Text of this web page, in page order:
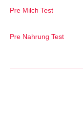
Pre Milch Test
Pre Nahrung Test